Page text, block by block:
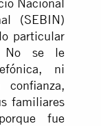
(SEBIN)
particular
No se le
ni
familiares
fue